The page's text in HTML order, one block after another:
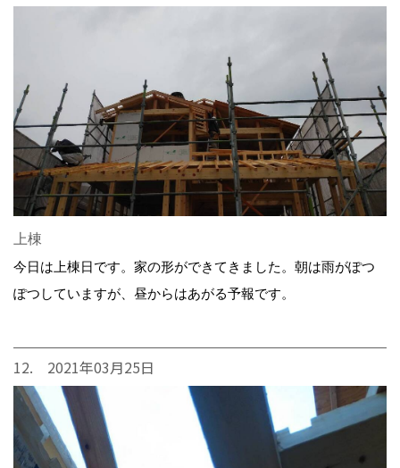
上棟
今日は上棟日です。家の形ができてきました。朝は雨がぽつ
ぽつしていますが、昼からはあがる予報です。
12. 2021年03月25日